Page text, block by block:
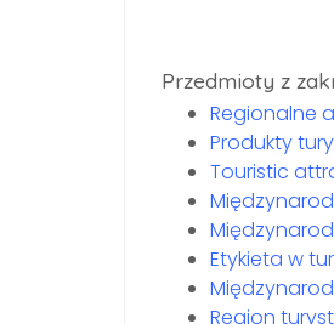
Przedmioty z
Regionalne
Produkty
Touristic
Etykieta w
Region